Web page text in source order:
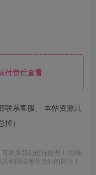
付费后查看
联系客服。 本站资源只
）
联系我们进行处理！ 拒绝
和国法律相抵触的言论！